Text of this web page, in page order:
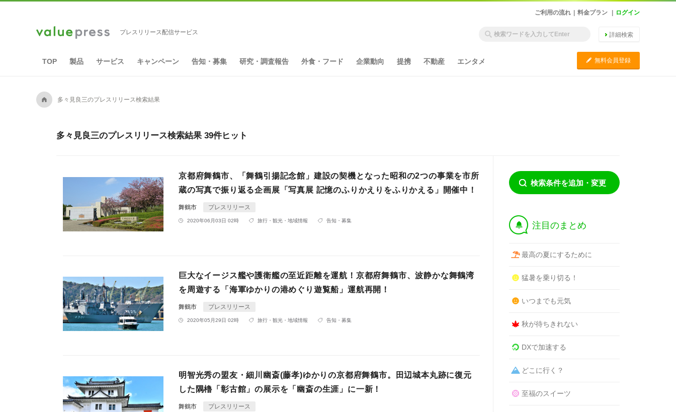
ご利用の流れ 料金プラン ログイン
プレスリリース配信サービス 詳細検索
TOP 製品 サービス キャンペーン 告知・募集 研究・調査報告 外食・フード 企業動向 提携 不動産 エンタメ C 無料会員登録
A 多々見良三のプレスリリース検索結果
多々見良三のプレスリリース検索結果 39件ヒット
京都府舞鶴市、「舞鶴引揚記念館」建設の契機となった昭和の2つの事業を市所
蔵の写真で振り返る企画展「写真展 記憶のふりかえりをふりかえる」開催中！
舞鶴市 プレスリリース
2020年06月03日 02時 旅行・観光・地域情報 告知・募集
巨大なイージス艦や護衛艦の至近距離を運航！京都府舞鶴市、波静かな舞鶴湾
を周遊する「海軍ゆかりの港めぐり遊覧船」運航再開！
舞鶴市 プレスリリース
2020年05月29日 02時 旅行・観光・地域情報 告知・募集
明智光秀の盟友・細川幽斎(藤孝)ゆかりの京都府舞鶴市。田辺城本丸跡に復元
した隅櫓「彰古館」の展示を「幽斎の生涯」に一新！
舞鶴市 プレスリリース
検索条件を追加・変更
† 注目のまとめ
最高の夏にするために
猛暑を乗り切る！
いつまでも元気
秋が待ちきれない
DXで加速する
どこに行く？
至福のスイーツ